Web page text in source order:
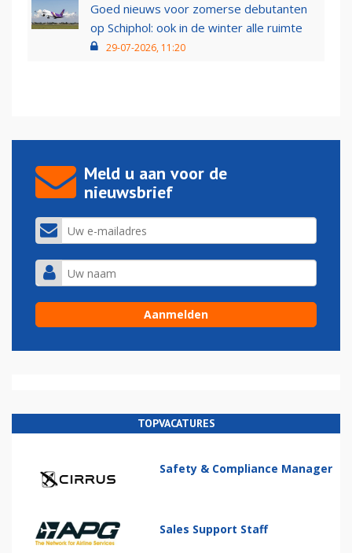
Goed nieuws voor zomerse debutanten
op Schiphol: ook in de winter alle ruimte
29-07-2026, 11:20
Meld u aan voor de
nieuwsbrief
TOPVACATURES
Safety & Compliance Manager
Sales Support Staff